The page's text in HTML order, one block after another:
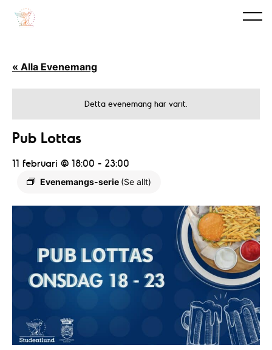
« Alla Evenemang
Detta evenemang har varit.
Pub Lottas
11 februari @ 18:00 - 23:00
Evenemangs-serie (Se allt)